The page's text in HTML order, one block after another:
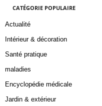
CATÉGORIE POPULAIRE
Actualité
Intérieur & décoration
Santé pratique
maladies
Encyclopédie médicale
Jardin & extérieur